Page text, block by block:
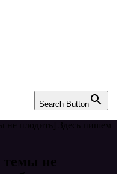
Search Button
не плодить] Здесь пишем
темы не